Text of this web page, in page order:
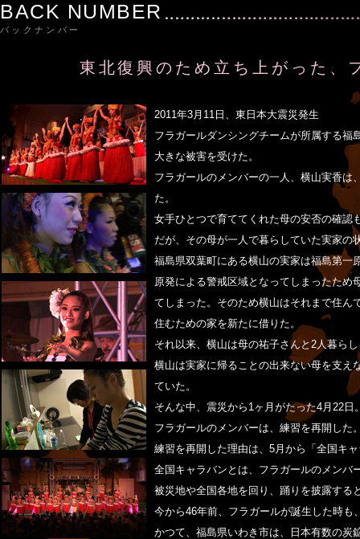
BACK NUMBER
バックナンバー
東北復興のため立ち上がった、
2011年3月11日、東日本大震災発生
フラガールダンシングチームが所属する福
大きな被害を受けた。
フラガールのメンバーの一人、横山実香は
た。
女手ひとつで育ててくれた母の安否の確認
だが、その母が一人で暮らしていた実家の
福島県双葉町にある横山の実家は福島第一
原発による警戒区域となってしまったため
てしまった。そのため横山はそれまで住ん
住むための家を新たに借りた。
それ以来、横山は母の祐子さんと2人暮ら
横山は実家に帰ることの出来ない母を支え
ていた。
そんな中、震災から1ヶ月がたった4月22日
フラガールのメンバーは、練習を再開した
練習を再開した理由は、5月から「全国キ
全国キャラバンとは、フラガールのメンバ
被災地や全国各地を回り、踊りを披露する
今から46年前、フラガールが誕生した時も
かつて、福島県いわき市は、日本有数の炭